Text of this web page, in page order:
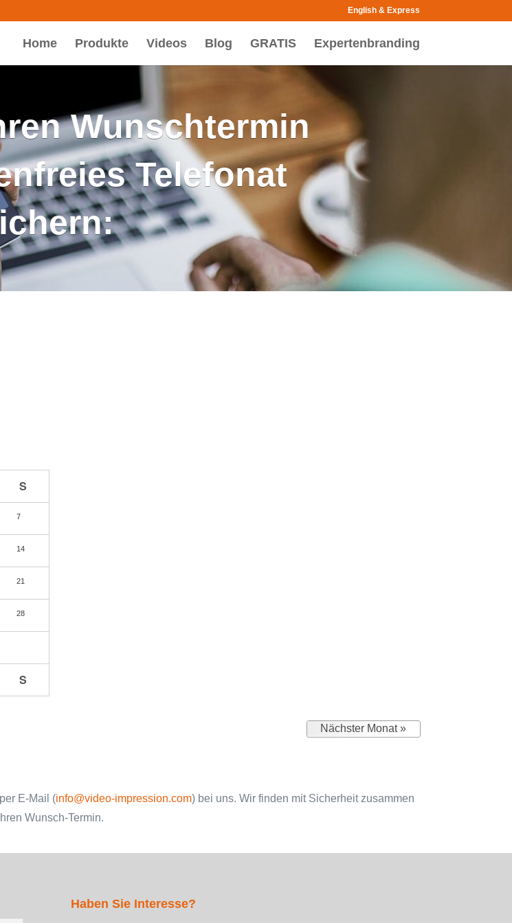
English & Express
Home Produkte Videos Blog GRATIS Expertenbranding
Wunschtermin
Telefonat
S
7
14
21
28
S
Nächster Monat »
E-Mail (info@video-impression.com) bei uns. Wir finden mit Sicherheit zusammen
Ihren Wunsch-Termin.
Haben Sie Interesse?